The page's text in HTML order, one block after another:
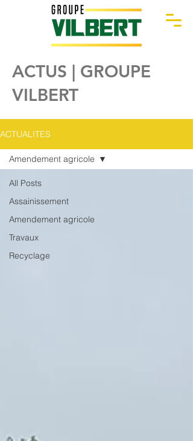
ACTUS | GROUPE
VILBERT
ACTUALITES
All Posts
Assainissement
Amendement agricole
Travaux
Recyclage
Amendement agricole